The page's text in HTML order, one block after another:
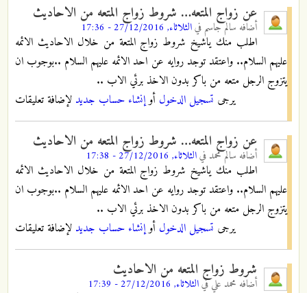
عن زواج المتعه… شروط زواج المتعه من الاحاديث
أضافه سالم جاسم فيالثلاثاء, 27/12/2016 - 17:36
اطلب منك ياشيخ شروط زواج المتعة من خلال الاحاديث الائمه
عليهم السلام.. واعتقد توجد روايه عن احد الائمه عليهم السلام ..بوجوب ان
يتزوج الرجل متعه من باكر بدون الاخذ برئي الاب ..
يرجى تسجيل الدخول أوإنشاء حساب جديد لإضافة تعليقات
عن زواج المتعه… شروط زواج المتعه من الاحاديث
أضافه سالم محمد فيالثلاثاء, 27/12/2016 - 17:38
اطلب منك ياشيخ شروط زواج المتعة من خلال الاحاديث الائمه
عليهم السلام.. واعتقد توجد روايه عن احد الائمه عليهم السلام ..بوجوب ان
يتزوج الرجل متعه من باكر بدون الاخذ برئي الاب ..
يرجى تسجيل الدخول أوإنشاء حساب جديد لإضافة تعليقات
شروط زواج المتعه من الاحاديث
أضافه محمد عليفيالثلاثاء, 27/12/2016 - 17:39